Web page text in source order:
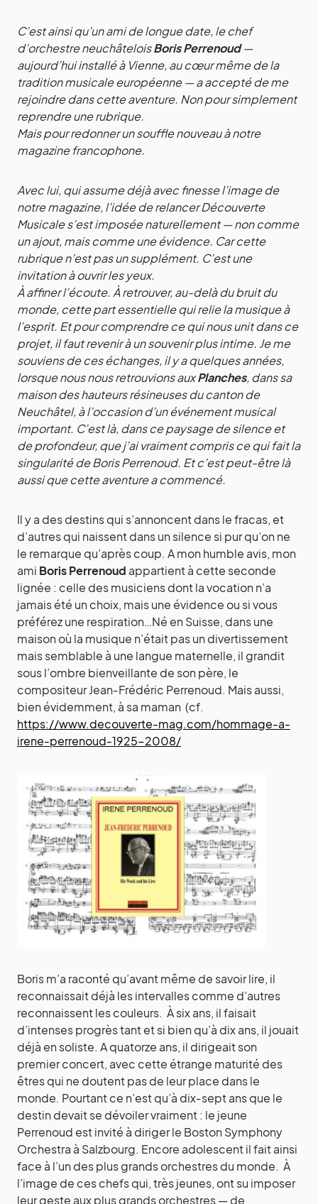
C’est ainsi qu’un ami de longue date, le chef
d’orchestre neuchâteloisBoris Perrenoud—
aujourd’hui installé à Vienne, au cœur même de la
tradition musicale européenne — a accepté de me
rejoindre dans cette aventure. Non pour simplement
reprendre une rubrique.
Mais pour redonner un souffle nouveau à notre
magazine francophone.
Avec lui, qui assume déjà avec finesse l’image de
notre magazine, l’idée de relancer Découverte
Musicale s’est imposée naturellement — non comme
un ajout, mais comme une évidence. Car cette
rubrique n’est pas un supplément. C’est une
invitation à ouvrir les yeux.
À affiner l’écoute. À retrouver, au-delà du bruit du
monde, cette part essentielle qui relie la musique à
l’esprit. Et pour comprendre ce qui nous unit dans ce
projet, il faut revenir à un souvenir plus intime. Je me
souviens de ces échanges, il y a quelques années,
lorsque nous nous retrouvions auxPlanches, dans sa
maison des hauteurs résineuses du canton de
Neuchâtel, à l’occasion d’un événement musical
important. C’est là, dans ce paysage de silence et
de profondeur, que j’ai vraiment compris ce qui fait la
singularité de Boris Perrenoud. Et c’est peut-être là
aussi que cette aventure a commencé.
Il y a des destins qui s’annoncent dans le fracas, et
d’autres qui naissent dans un silence si pur qu’on ne
le remarque qu’après coup. A mon humble avis, mon
ami Boris Perrenoud appartient à cette seconde
lignée : celle des musiciens dont la vocation n’a
jamais été un choix, mais une évidence ou si vous
préférez une respiration…Né en Suisse, dans une
maison où la musique n’était pas un divertissement
mais semblable à une langue maternelle, il grandit
sous l’ombre bienveillante de son père, le
compositeur Jean‑Frédéric Perrenoud. Mais aussi,
bien évidemment, à sa maman (cf.
https://www.decouverte-mag.com/hommage-a-
irene-perrenoud-1925-2008/
Boris m’a raconté qu’avant même de savoir lire, il
reconnaissait déjà les intervalles comme d’autres
reconnaissent les couleurs. À six ans, il faisait
d’intenses progrès tant et si bien qu’à dix ans, il jouait
déjà en soliste. A quatorze ans, il dirigeait son
premier concert, avec cette étrange maturité des
êtres qui ne doutent pas de leur place dans le
monde. Pourtant ce n’est qu’à dix‑sept ans que le
destin devait se dévoiler vraiment : le jeune
Perrenoud est invité à diriger le Boston Symphony
Orchestra à Salzbourg. Encore adolescent il fait ainsi
face à l’un des plus grands orchestres du monde. À
l’image de ces chefs qui, très jeunes, ont su imposer
leur geste aux plus grands orchestres — de